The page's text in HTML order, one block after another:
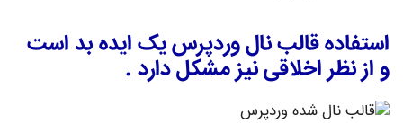
استفاده قالب نال وردپرس یک ایده بد است
و از نظر اخلاقی نیز مشکل دارد .